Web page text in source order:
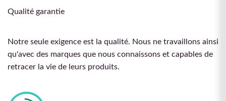
Qualité garantie
Notre seule exigence est la qualité. Nous ne travaillons ainsi
qu'avec des marques que nous connaissons et capables de
retracer la vie de leurs produits.